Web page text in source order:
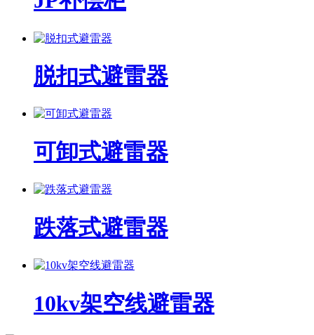
脱扣式避雷器
可卸式避雷器
跌落式避雷器
10kv架空线避雷器